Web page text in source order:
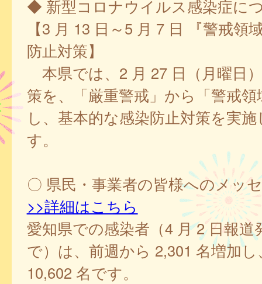
◆ 新型コロナウイルス感染症に
【3 月 13 日～5 月 7 日 『警戒領
防止対策】
本県では、2 月 27 日（月曜日
策を、「厳重警戒」から「警戒
し、基本的な感染防止対策を実
す。
〇 県民・事業者の皆様へのメッ
>>詳細はこちら
愛知県での感染者（4 月 2 日報道
で）は、前週から 2,301 名増加
10,602 名です。